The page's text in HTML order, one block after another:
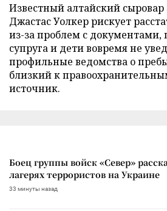
Известный алтайский
Джастас Уолкер рискует
из-за проблем с документами,
супруга и дети вовремя не
профильные ведомства о
близкий к
источник.
Боец группы войск «Север»
лагерях террористов на Украине
33 минуты назад